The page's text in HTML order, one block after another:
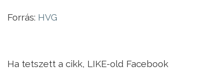
Forrás: HVG
Ha tetszett a cikk, LIKE-old Facebook